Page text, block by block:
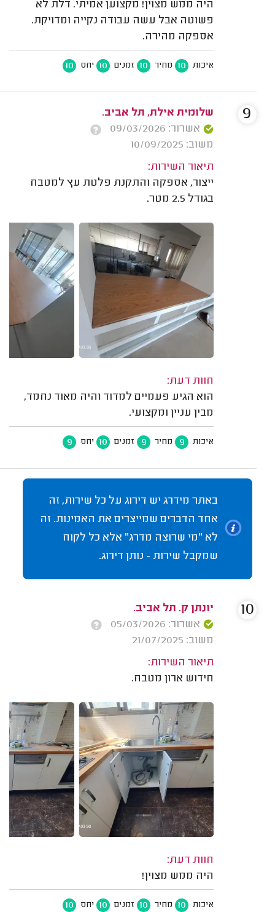
היה ממש מצוין! מקצוען אמיתי. דלת לא
פשוטה אבל עשה עבודה נקייה ומדויקת.
אספקה מהירה.
איכות 10 מחיר 10 זמנים 10 יחס 10
שלומית אילת, תל אביב.
אשרור: 09/03/2026
משוב: 10/09/2025
תיאור השירות:
ייצור, אספקה והתקנת פלטת עץ למטבח
בגודל 2.5 מטר.
חוות דעת:
הוא הגיע פעמיים למדוד והיה מאוד נחמד,
מבין עניין ומקצועי.
איכות 9 מחיר 9 זמנים 10 יחס 9
9
באתר מידרג יש דירוג על כל שירות, זה
אחד הדברים שמייצרים את האמינות. זה
לא "מי שרוצה מדרג" אלא כל לקוח
שמקבל שירות - נותן דירוג.
יונתן ק. תל אביב.
אשרור: 05/03/2026
משוב: 21/07/2025
תיאור השירות:
חידוש ארון מטבח.
חוות דעת:
היה ממש מצוין!
איכות 10 מחיר 10 זמנים 10 יחס 10
10